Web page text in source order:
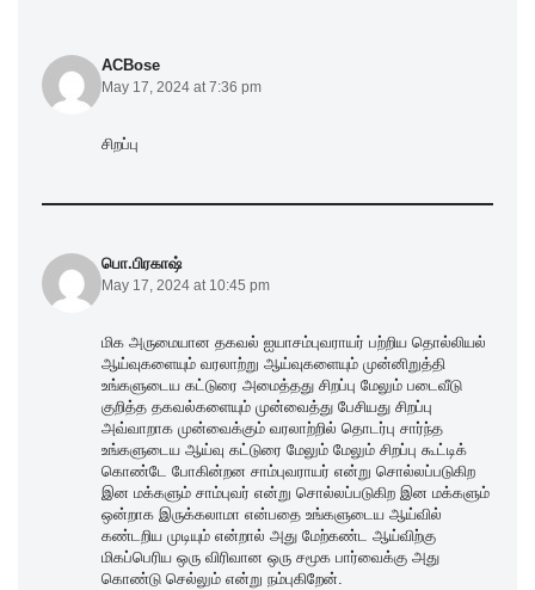
ACBose
May 17, 2024 at 7:36 pm
சிறப்பு
பொ.பிரகாஷ்
May 17, 2024 at 10:45 pm
மிக அருமையான தகவல் ஐயாசம்புவராயர் பற்றிய தொல்லியல்
ஆய்வுகளையும் வரலாற்று ஆய்வுகளையும் முன்னிறுத்தி
உங்களுடைய கட்டுரை அமைத்தது சிறப்பு மேலும் படைவீடு
குறித்த தகவல்களையும் முன்வைத்து பேசியது சிறப்பு
அவ்வாறாக முன்வைக்கும் வரலாற்றில் தொடர்பு சார்ந்த
உங்களுடைய ஆய்வு கட்டுரை மேலும் மேலும் சிறப்பு கூட்டிக்
கொண்டே போகின்றன சாம்புவராயர் என்று சொல்லப்படுகிற
இன மக்களும் சாம்புவர் என்று சொல்லப்படுகிற இன மக்களும்
ஒன்றாக இருக்கலாமா என்பதை உங்களுடைய ஆய்வில்
கண்டறிய முடியும் என்றால் அது மேற்கண்ட ஆய்விற்கு
மிகப்பெரிய ஒரு விரிவான ஒரு சமூக பார்வைக்கு அது
கொண்டு செல்லும் என்று நம்புகிறேன்.